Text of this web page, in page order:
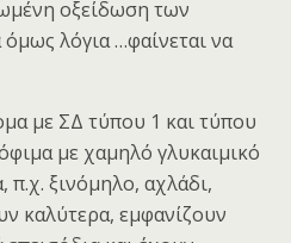
οξείδωση των
λόγια …φαίνεται να
με ΣΔ τύπου 1 και τύπου
με χαμηλό γλυκαιμικό
ξινόμηλο, αχλάδι,
καλύτερα, εμφανίζουν